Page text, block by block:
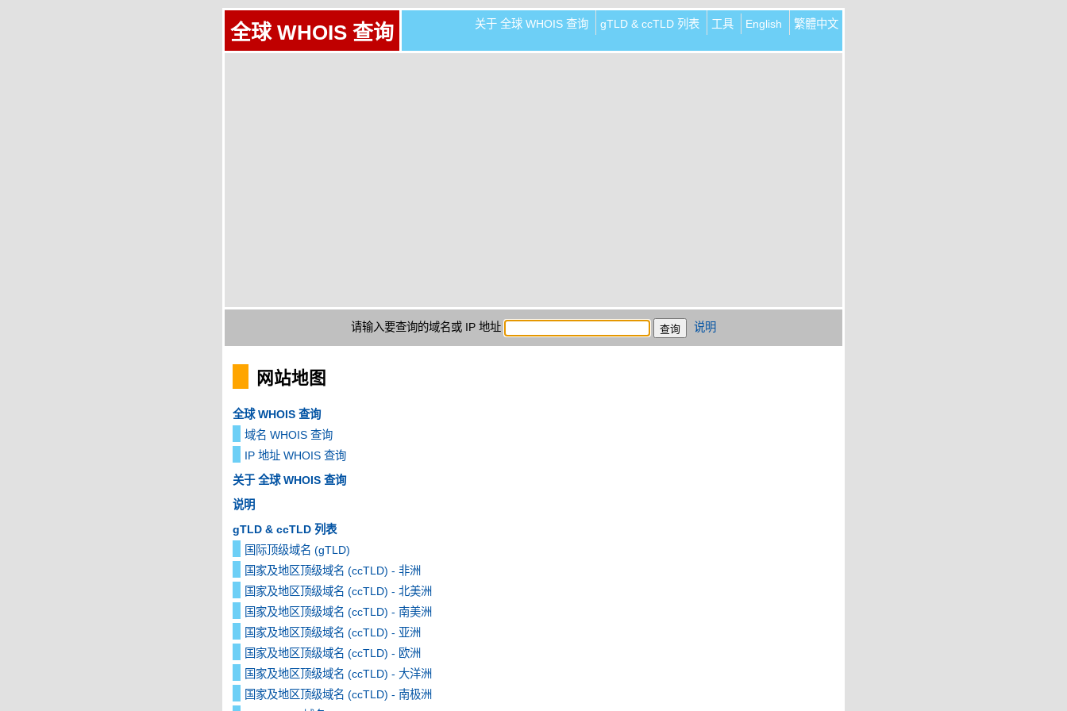
全球 WHOIS 查询 关于 全球 WHOIS 查询 gTLD & ccTLD 列表 工具 English 繁體中文
请输入要查询的域名或 IP 地址 说明
网站地图
全球 WHOIS 查询
域名 WHOIS 查询
IP 地址 WHOIS 查询
关于 全球 WHOIS 查询
说明
gTLD & ccTLD 列表
国际顶级域名 (gTLD)
国家及地区顶级域名 (ccTLD) - 非洲
国家及地区顶级域名 (ccTLD) - 北美洲
国家及地区顶级域名 (ccTLD) - 南美洲
国家及地区顶级域名 (ccTLD) - 亚洲
国家及地区顶级域名 (ccTLD) - 欧洲
国家及地区顶级域名 (ccTLD) - 大洋洲
国家及地区顶级域名 (ccTLD) - 南极洲